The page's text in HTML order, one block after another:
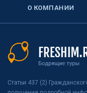
О КОМПАНИИ
Статьи 437 (2)